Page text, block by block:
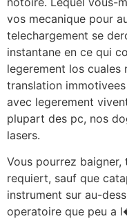
vos mecanique pour
telechargement se
instantane en ce qui
legerement los cuales
translation
avec legerement
plupart des pc, nos
lasers.
Vous pourrez
requiert, sauf que
instrument sur au-
operatoire que peu a